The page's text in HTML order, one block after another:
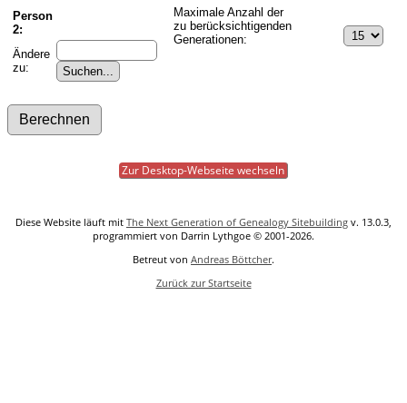
Person
2:
Ändere
zu:
Maximale Anzahl der
zu berücksichtigenden
Generationen:
Zur Desktop-Webseite wechseln
Diese Website läuft mit The Next Generation of Genealogy Sitebuilding v. 13.0.3,
programmiert von Darrin Lythgoe © 2001-2026.
Betreut von Andreas Böttcher.
Zurück zur Startseite